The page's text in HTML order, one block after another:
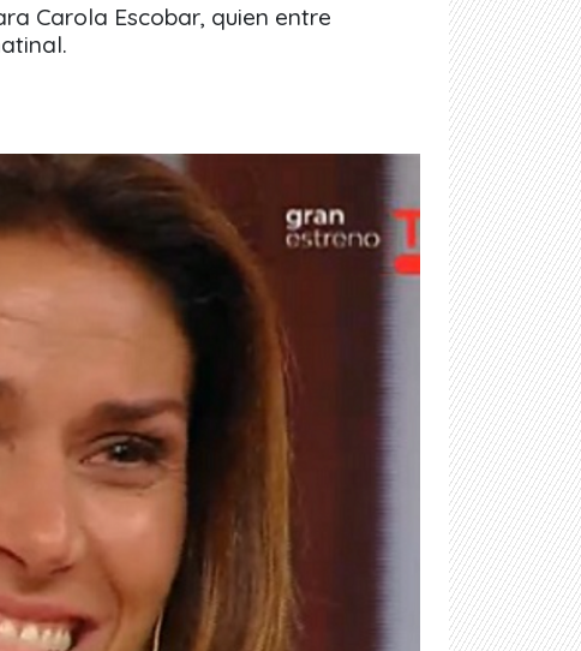
Carola Escobar, quien entre